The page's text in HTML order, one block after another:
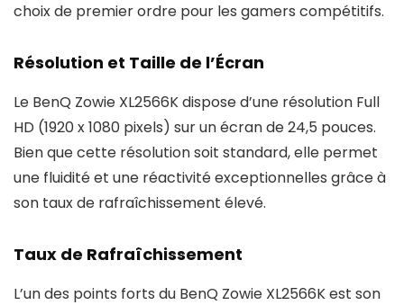
choix de premier ordre pour les gamers compétitifs.
Résolution et Taille de l’Écran
Le BenQ Zowie XL2566K dispose d’une résolution Full
HD (1920 x 1080 pixels) sur un écran de 24,5 pouces.
Bien que cette résolution soit standard, elle permet
une fluidité et une réactivité exceptionnelles grâce à
son taux de rafraîchissement élevé.
Taux de Rafraîchissement
L’un des points forts du BenQ Zowie XL2566K est son